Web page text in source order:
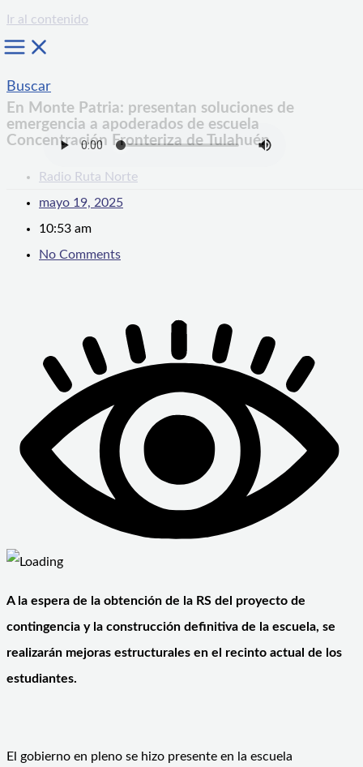
Ir al contenido
Buscar
En Monte Patria: presentan soluciones de
emergencia a apoderados de escuela
Concentración Fronteriza de Tulahuén
Radio Ruta Norte
mayo 19, 2025
10:53 am
No Comments
A la espera de la obtención de la RS del proyecto de
contingencia y la construcción definitiva de la escuela, se
realizarán mejoras estructurales en el recinto actual de los
estudiantes.
El gobierno en pleno se hizo presente en la escuela